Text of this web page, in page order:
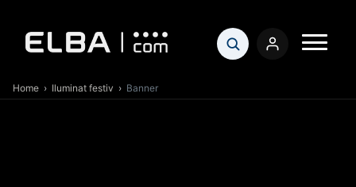
Home › Iluminat festiv › Banner